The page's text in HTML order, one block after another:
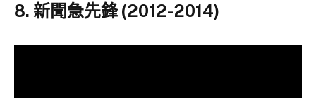
8. 新聞急先鋒 (2012-2014)